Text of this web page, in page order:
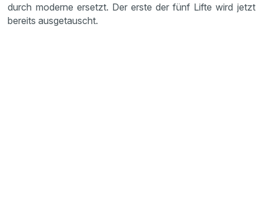
durch moderne ersetzt. Der erste der fünf Lifte wird jetzt
bereits ausgetauscht.